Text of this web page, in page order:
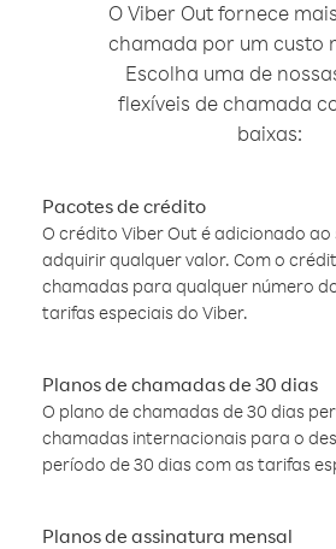
O Viber Out fornece
chamada por um custo
Escolha uma de
flexíveis de chamada
baixas:
Pacotes de crédito
O crédito Viber Out é adicionado ao
adquirir qualquer valor. Com o
chamadas para qualquer número
tarifas especiais do Viber.
Planos de chamadas de 30 dias
O plano de chamadas de 30 dias
chamadas internacionais para o
período de 30 dias com as tarifas
Planos de assinatura mensal